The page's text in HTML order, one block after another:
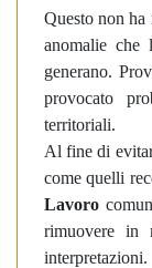
Questo non ha
anomalie che
generano.
provocato
territoriali.
Al fine di
come quelli
Lavoro
rimuovere in
interpretazioni.